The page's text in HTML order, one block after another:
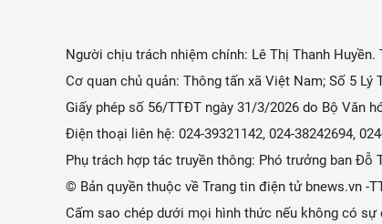
Người chịu trách nhiệm chính: Lê Thị Thanh Huyền.
Cơ quan chủ quản: Thông tấn xã Việt Nam; Số 5 Lý
Giấy phép số 56/TTĐT ngày 31/3/2026 do Bộ Văn
Điện thoại liên hệ: 024-39321142, 024-38242694,
Phụ trách hợp tác truyền thông: Phó trưởng ban
© Bản quyền thuộc về Trang tin điện tử bnews.vn -
Cấm sao chép dưới mọi hình thức nếu không có sự